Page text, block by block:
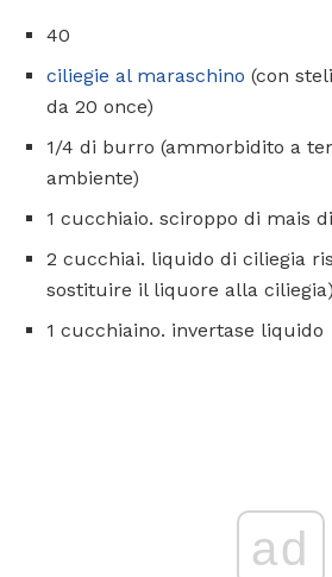
40
ciliegie al maraschino (con
da 20 once)
1/4 di burro (ammorbidito a
ambiente)
1 cucchiaio. sciroppo di mais
2 cucchiai. liquido di ciliegia
sostituire il liquore alla ciliegia)
1 cucchiaino. invertase liquido
ad